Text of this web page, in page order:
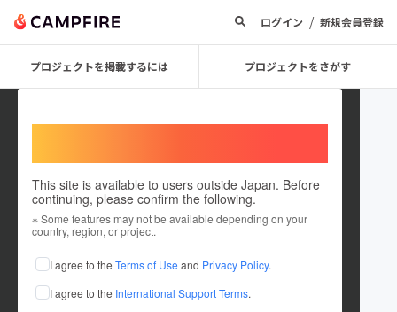
ログイン / 新規会員登録
プロジェクトを掲載するには プロジェクトをさがす
This site is available to users outside Japan. Before
continuing, please confirm the following.
※ Some features may not be available depending on your
country, region, or project.
I agree to the Terms of Use and Privacy Policy.
I agree to the International Support Terms.
0ab2ab8cce44
これまでに1件のプロジェクトを投稿しています
在住国：日本 現在地：未設定